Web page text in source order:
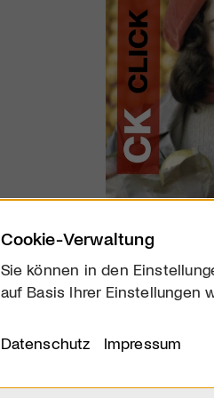
Über uns
Cookie-Verwaltung
Sie können in den
auf Basis Ihrer Einstellungen
Datenschutz Impressum